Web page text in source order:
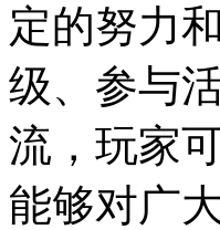
定的努力
级、参与
流，玩家
能够对广